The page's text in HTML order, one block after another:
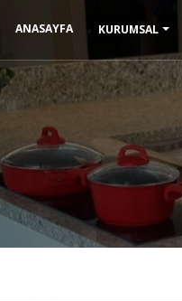
ANASAYFA KURUMSAL